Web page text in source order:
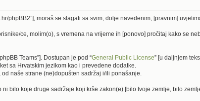
phpBB2”], moraš se slagati sa svim, dolje navedenim, [pravnim]
ce, molim(o), s vremena na vrijeme ih [ponovo] pročitaj kako se
Teams”]. Dostupan je pod “General Public License” [u daljnjem
sa Hrvatskim jezikom kao i prevedene dodatke.
naše strane (ne)dopušten sadržaj i/ili ponašanje.
bilo koje druge sadržaje koji krše zakon(e) [bilo tvoje zemlje, bilo